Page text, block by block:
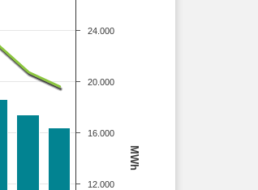
MWh
12.000
16.000
20.000
24.000